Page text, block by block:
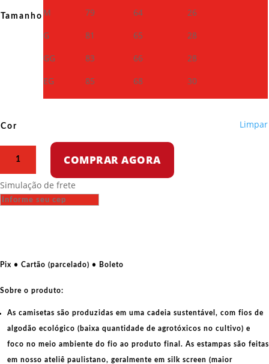
Tamanho M
79 64
26
G
81 65
28
GG
83 66
28
EG
85 68 30
Cor Limpar
Passaporte
CCCP
COMPRAR AGORA
Simulação de frete
Pix • Cartão (parcelado) • Boleto
Sobre o produto:
As camisetas são produzidas em uma cadeia sustentável, com fios de
algodão ecológico (baixa quantidade de agrotóxicos no cultivo) e
foco no meio ambiente do fio ao produto final. As estampas são feitas
em nosso ateliê paulistano, geralmente em silk screen (maior